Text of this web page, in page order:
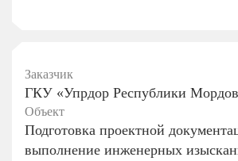
Заказчик
ГКУ «Упрдор Республики
Объект
Подготовка проектной
выполнение инженерных